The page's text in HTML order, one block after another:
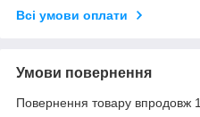
Всі умови оплати
Умови повернення
Повернення товару впродовж